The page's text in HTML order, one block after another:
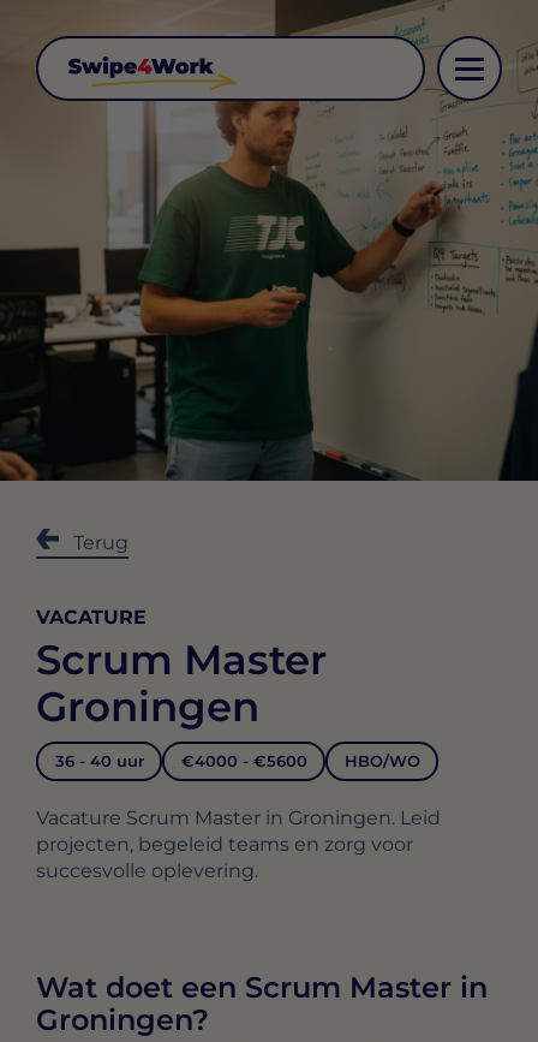
Terug
VACATURE
Scrum Master
Groningen
36 - 40 uur €4000 - €5600 HBO/WO
Vacature Scrum Master in Groningen. Leid
projecten, begeleid teams en zorg voor
succesvolle oplevering.
Wat doet een Scrum Master in
Groningen?